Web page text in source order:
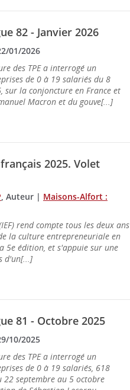
82 - Janvier 2026
01/2026
des TPE a interrogé un
de 0 à 19 salariés du 8
sur la conjoncture en France et
Macron et du gouve[...]
2025. Volet
, Auteur | Maisons-Alfort :
rend compte tous les deux ans
la culture entrepreneuriale en
5e édition, et s'appuie sur une
d'un[...]
81 - Octobre 2025
10/2025
des TPE a interrogé un
de 0 à 19 salariés, 618
septembre au 5 octobre